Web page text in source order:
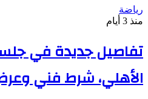
رياضة
منذ 3 أيام
تفاصيل جديدة في
الأهلي، شرط فني